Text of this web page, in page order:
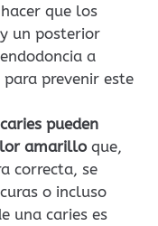
que los
un posterior
a
prevenir este
caries pueden
amarilloque,
correcta, se
o incluso
una caries es